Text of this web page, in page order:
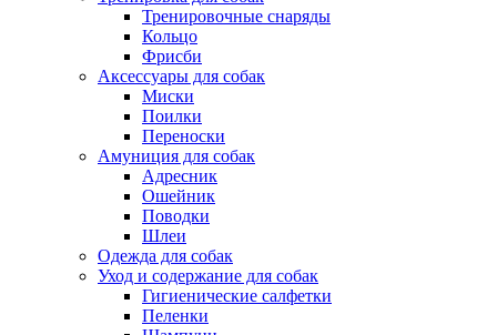
Тренировочные снаряды
Кольцо
Фрисби
Аксессуары для собак
Миски
Поилки
Переноски
Амуниция для собак
Адресник
Ошейник
Поводки
Шлеи
Одежда для собак
Уход и содержание для собак
Гигиенические салфетки
Пеленки